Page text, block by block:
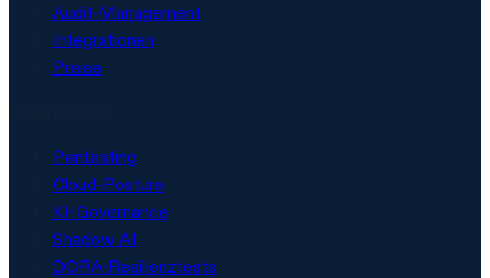
Audit-Management
Integrationen
Preise
Pentesting
Cloud-Posture
KI-Governance
Shadow AI
DORA-Resilienztests